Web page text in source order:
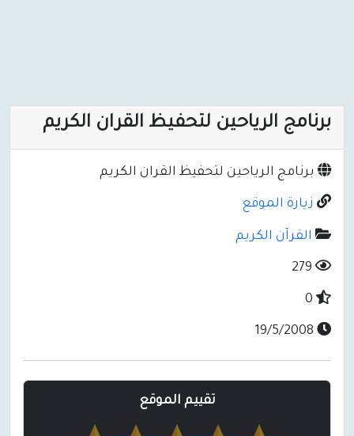
برنامج الرياحين لتحفيظ القران الكريم
برنامج الرياحين لتحفيظ القران الكريم
زيارة الموقع
القرآن الكريم
تقييم الموقع